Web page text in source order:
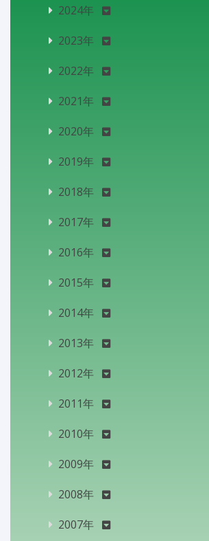
2024年
2023年
2022年
2021年
2020年
2019年
2018年
2017年
2016年
2015年
2014年
2013年
2012年
2011年
2010年
2009年
2008年
2007年